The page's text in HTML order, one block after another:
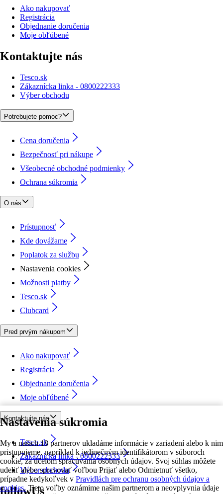
Nastavenia súkromia
My a našich 18 partnerov ukladáme informácie v zariadení alebo k nim
pristupujeme, napríklad k jedinečným identifikátorom v súboroch
cookie, za účelom spracúvania osobných údajov. Svoj súhlas môžete
udeliť alebo spravovať voľbou Prijať alebo Odmietnuť všetko,
prípadne kedykoľvek v Pravidlách pre ochranu osobných údajov a
cookies. Tieto voľby oznámime našim partnerom a neovplyvnia údaje
Ako nakupovať
Registrácia
Objednanie doručenia
Moje obľúbené
Kontaktujte nás
Tesco.sk
Zákaznícka linka - 0800222333
Výber obchodu
Potrebujete pomoc?
Cena doručenia
Bezpečnosť pri nákupe
Všeobecné obchodné podmienky
Ochrana súkromia
O nás
Prístupnosť
Kde dovážame
Poplatok za službu
Nastavenia cookies
Možnosti platby
Tesco.sk
Clubcard
Pred prvým nákupom
Ako nakupovať
Registrácia
Objednanie doručenia
Moje obľúbené
Kontaktujte nás
Tesco.sk
Zákaznícka linka - 0800222333
Výber obchodu
followUs